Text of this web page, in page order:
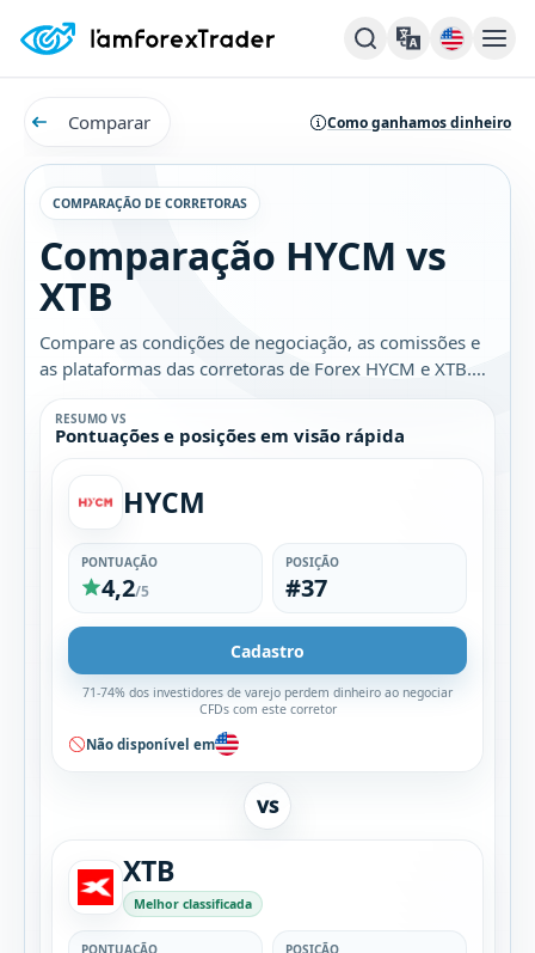
Comparar Como ganhamos dinheiro
COMPARAÇÃO DE CORRETORAS
Comparação HYCM vs
XTB
Compare as condições de negociação, as comissões e
as plataformas das corretoras de Forex HYCM e XTB.
Descubra qual é a melhor opção para você.
RESUMO VS
Pontuações e posições em visão rápida
HYCM
PONTUAÇÃO
4,2/5
POSIÇÃO
#37
Cadastro
71-74% dos investidores de varejo perdem dinheiro ao negociar
CFDs com este corretor
Não disponível em
VS
XTB
Melhor classificada
PONTUAÇÃO POSIÇÃO